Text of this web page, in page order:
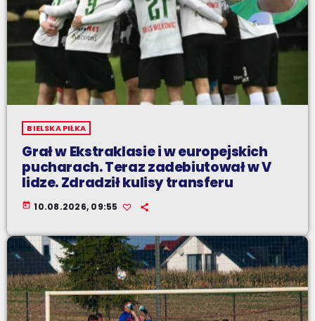
BIELSKA PIŁKA
Grał w Ekstraklasie i w europejskich
pucharach. Teraz zadebiutował w V
lidze. Zdradził kulisy transferu
today 10.08.2026, 09:55